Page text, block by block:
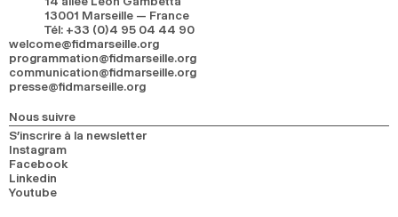
13001 Marseille — France
Tél: +33 (0)4 95 04 44 90
welcome@fidmarseille.org
programmation@fidmarseille.org
communication@fidmarseille.org
presse@fidmarseille.org
Nous suivre
S’inscrire à la newsletter
Instagram
Facebook
Linkedin
Youtube